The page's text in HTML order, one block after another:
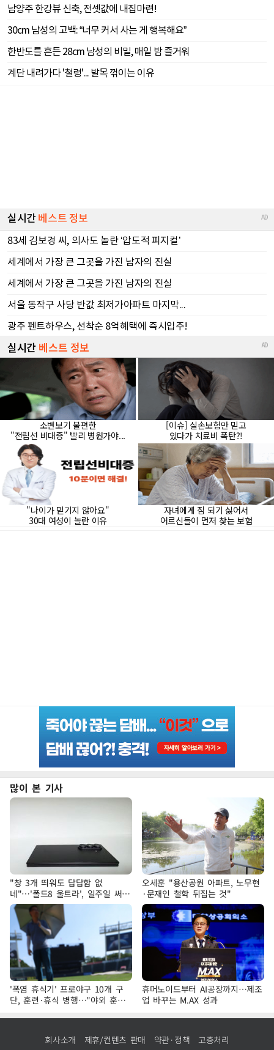
많이 본 기사
"창 3개 띄워도 답답함 없
네"…'폴드8 울트라', 일주일 써보
니
오세훈 "용산공원 아파트, 노무현
·문재인 철학 뒤집는 것"
'폭염 휴식기' 프로야구 10개 구
단, 훈련·휴식 병행…"야외 훈련
해도 안전 최우선"
휴머노이드부터 AI공장까지…제조
업 바꾸는 M.AX 성과
회사소개 제휴/컨텐츠 판매 약관·정책 고충처리